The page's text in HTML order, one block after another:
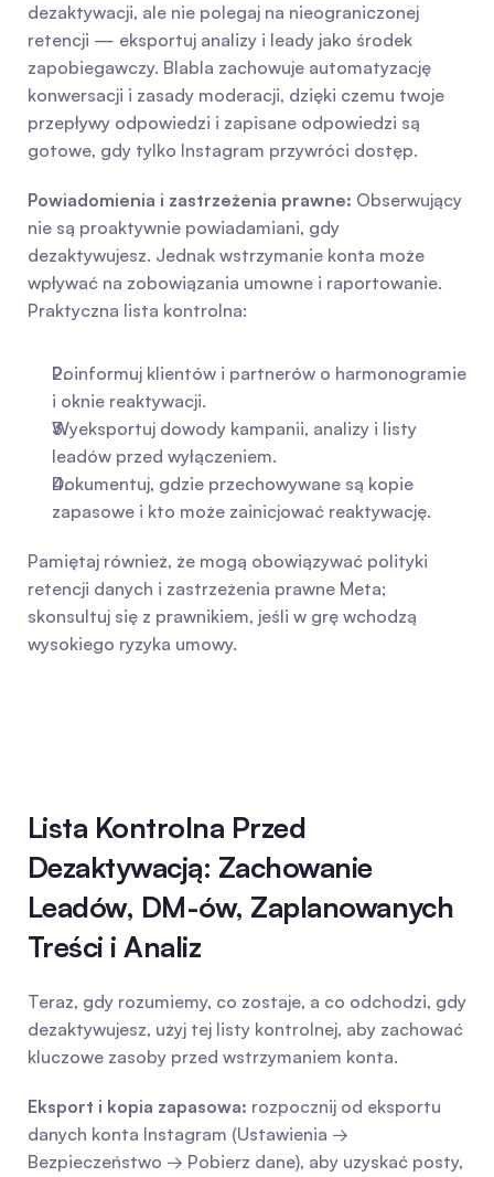
dezaktywacji, ale nie polegaj na nieograniczonej
retencji — eksportuj analizy i leady jako środek
zapobiegawczy. Blabla zachowuje automatyzację
konwersacji i zasady moderacji, dzięki czemu twoje
przepływy odpowiedzi i zapisane odpowiedzi są
gotowe, gdy tylko Instagram przywróci dostęp.
Powiadomienia i zastrzeżenia prawne: Obserwujący
nie są proaktywnie powiadamiani, gdy
dezaktywujesz. Jednak wstrzymanie konta może
wpływać na zobowiązania umowne i raportowanie.
Praktyczna lista kontrolna:
Poinformuj klientów i partnerów o harmonogramie
i oknie reaktywacji.
Wyeksportuj dowody kampanii, analizy i listy
leadów przed wyłączeniem.
Dokumentuj, gdzie przechowywane są kopie
zapasowe i kto może zainicjować reaktywację.
Pamiętaj również, że mogą obowiązywać polityki
retencji danych i zastrzeżenia prawne Meta;
skonsultuj się z prawnikiem, jeśli w grę wchodzą
wysokiego ryzyka umowy.
Lista Kontrolna Przed
Dezaktywacją: Zachowanie
Leadów, DM-ów, Zaplanowanych
Treści i Analiz
Teraz, gdy rozumiemy, co zostaje, a co odchodzi, gdy
dezaktywujesz, użyj tej listy kontrolnej, aby zachować
kluczowe zasoby przed wstrzymaniem konta.
Eksport i kopia zapasowa: rozpocznij od eksportu
danych konta Instagram (Ustawienia →
Bezpieczeństwo → Pobierz dane), aby uzyskać posty,